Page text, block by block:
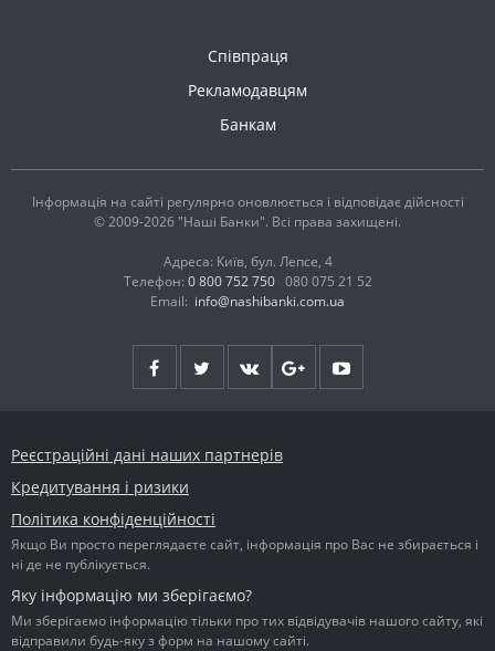
Співпраця
Рекламодавцям
Банкам
Інформація на сайті регулярно оновлюється і відповідає дійсності
© 2009-2026 "Наші Банки". Всі права захищені.
Адреса: Київ, бул. Лепсе, 4
Телефон: 0 800 752 750 080 075 21 52
Email: info@nashibanki.com.ua
Реєстраційні дані наших партнерів
Кредитування і ризики
Політика конфіденційності
Якщо Ви просто переглядаєте сайт, інформація про Вас не збирається і
ні де не публікується.
Яку інформацію ми зберігаємо?
Ми зберігаємо інформацію тільки про тих відвідувачів нашого сайту, які
відправили будь-яку з форм на нашому сайті.